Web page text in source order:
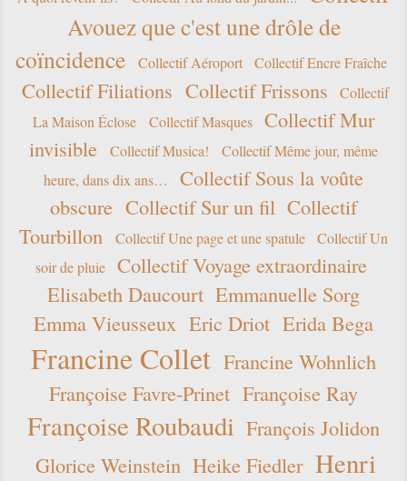
Avouez que c'est une drôle de
coïncidence
Collectif Aéroport Collectif Encre Fraîche
Collectif Filiations Collectif Frissons
Collectif
La Maison Éclose
Collectif Masques
Collectif Mur
invisible
Collectif Musica!
Collectif Même jour, même
heure, dans dix ans…
Collectif Sous la voûte
obscure Collectif Sur un fil Collectif
Tourbillon
Collectif Une page et une spatule
Collectif Un
soir de pluie
Collectif Voyage extraordinaire
Elisabeth Daucourt Emmanuelle Sorg
Emma Vieusseux Eric Driot Erida Bega
Francine Collet Francine Wohnlich
Françoise Favre-Prinet Françoise Ray
Françoise Roubaudi François Jolidon
Glorice Weinstein Heike Fiedler Henri